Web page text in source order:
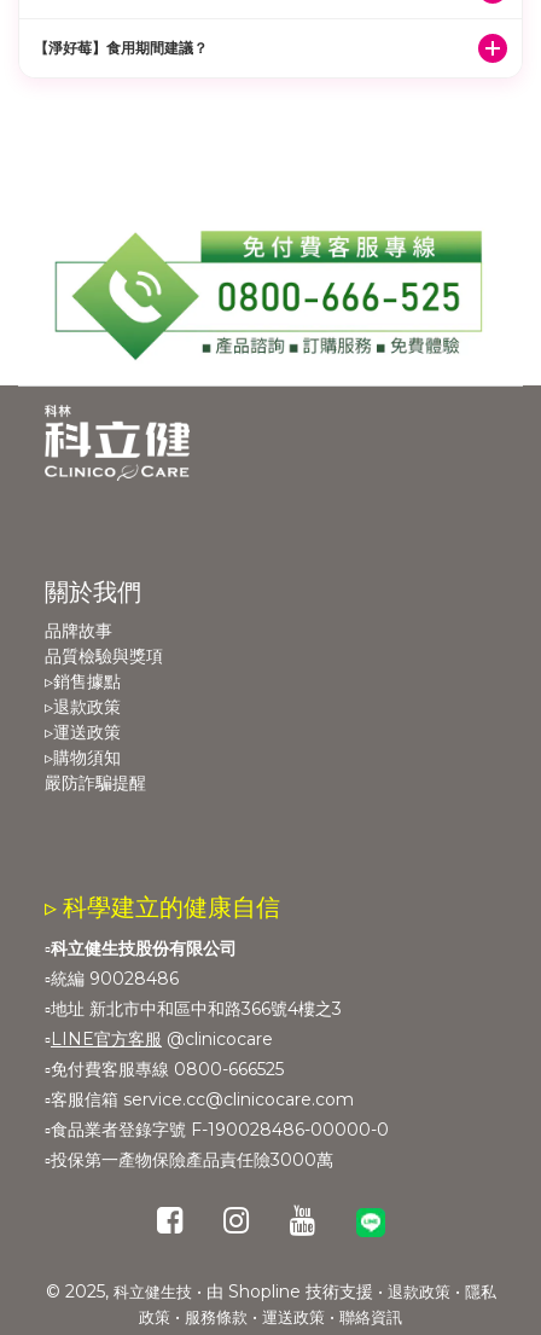
【淨好莓】食用期間建議？
關於我們
品牌故事
品質檢驗與獎項
▹銷售據點
▹退款政策
▹運送政策
▹購物須知
嚴防詐騙提醒
▹ 科學建立的健康自信
▫️科立健生技股份有限公司
▫️統編 90028486
▫️地址 新北市中和區中和路366號4樓之3
▫️LINE官方客服 @clinicocare
▫️免付費客服專線 0800-666525
▫️客服信箱 service.cc@clinicocare.com
▫️食品業者登錄字號 F-190028486-00000-0
▫️投保第一產物保險產品責任險3000萬
© 2025, 科立健生技• 由 Shopline 技術支援 • 退款政策• 隱私
政策 • 服務條款 • 運送政策 • 聯絡資訊